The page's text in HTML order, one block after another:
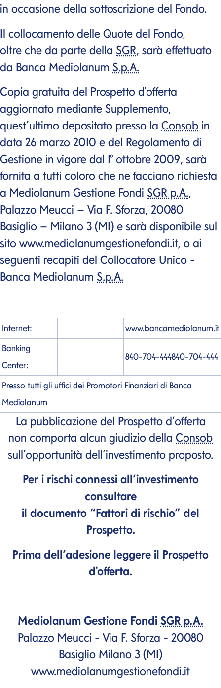
in occasione della sottoscrizione del Fondo.
Il collocamento delle Quote del Fondo,
oltre che da parte della SGR, sarà effettuato
da Banca Mediolanum S.p.A.
Copia gratuita del Prospetto d'offerta
aggiornato mediante Supplemento,
quest’ultimo depositato presso la Consob in
data 26 marzo 2010 e del Regolamento di
Gestione in vigore dal 1° ottobre 2009, sarà
fornita a tutti coloro che ne facciano richiesta
a Mediolanum Gestione Fondi SGR p.A.,
Palazzo Meucci – Via F. Sforza, 20080
Basiglio – Milano 3 (MI) e sarà disponibile sul
sito www.mediolanumgestionefondi.it, o ai
seguenti recapiti del Collocatore Unico -
Banca Mediolanum S.p.A.
Internet:
www.bancamediolanum.it
Banking
Center:
840-704-444840-704-444
Presso tutti gli uffici dei Promotori Finanziari di Banca
Mediolanum
La pubblicazione del Prospetto d’offerta
non comporta alcun giudizio della Consob
sull’opportunità dell’investimento proposto.
Per i rischi connessi all’investimento
consultare
il documento “Fattori di rischio” del
Prospetto.
Prima dell’adesione leggere il Prospetto
d'offerta.
Mediolanum Gestione Fondi SGR p.A.
Palazzo Meucci - Via F. Sforza - 20080
Basiglio Milano 3 (MI)
www.mediolanumgestionefondi.it